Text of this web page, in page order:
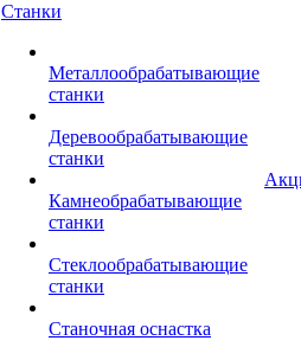
Станки
Металлообрабатывающие
станки
Деревообрабатывающие
станки
Камнеобрабатывающие
станки
Стеклообрабатывающие
станки
Станочная оснастка